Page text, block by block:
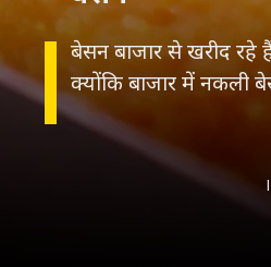
बेसन बाजार से खरीद रहे
क्योंकि बाजार में नकली